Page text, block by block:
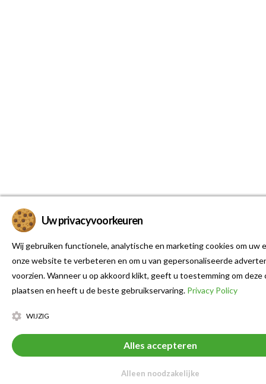
Uw privacyvoorkeuren
Wij gebruiken functionele, analytische en marketing cookies om uw
onze website te verbeteren en om u van gepersonaliseerde
voorzien. Wanneer u op akkoord klikt, geeft u toestemming om deze
plaatsen en heeft u de beste gebruikservaring. Privacy Policy
WIJZIG
Alles accepteren
Alleen noodzakelijke